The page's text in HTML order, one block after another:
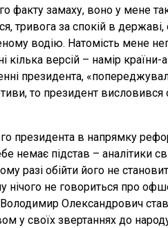
факту замаху, воно у мене
за спокій в державі,
водію. Натомість мене
версій – намір країни-
президента,
то президент
президента в напрямку
немає підстав – аналітики
разі обійти його не
не говориться про
Олександрович
у своїх звертаннях до